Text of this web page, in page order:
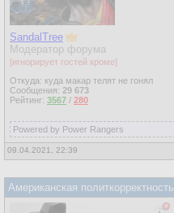
SandalTree
Модератор форума
[игнорирует гостей кроме]
Откуда: куда макар телят не гонял
Сообщения: 29 673
Рейтинг: 3567 / 280
Powered by Power Rangers
09.04.2021, 22:39
Американская политкорректность